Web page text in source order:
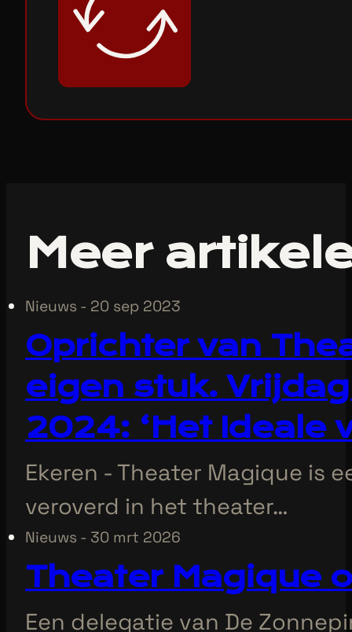
Meer
Nieuws - 20 sep 2023
Oprichter van
eigen stuk.
2024: ‘Het Ideale
Ekeren - Theater Magique is
veroverd in het theater…
Nieuws - 30 mrt 2026
Theater Magique
Een delegatie van De